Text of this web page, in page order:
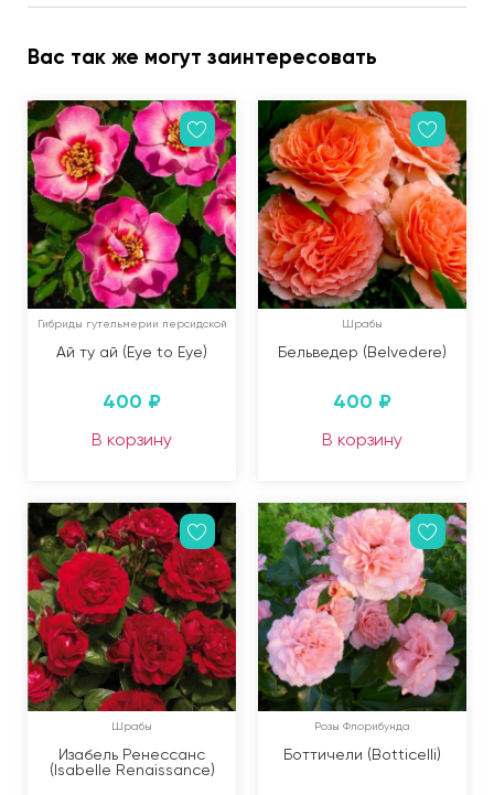
Вас так же могут заинтересовать
Гибриды гутельмерии персидской
Ай ту ай (Eye to Eye)
400 ₽
В корзину
Шрабы
Бельведер (Belvedere)
400 ₽
В корзину
Шрабы
Изабель Ренессанс
(Isabelle Renaissance)
Розы Флорибунда
Боттичели (Botticelli)